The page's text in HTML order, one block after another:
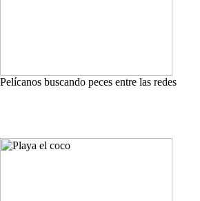
Pelícanos buscando peces entre las redes